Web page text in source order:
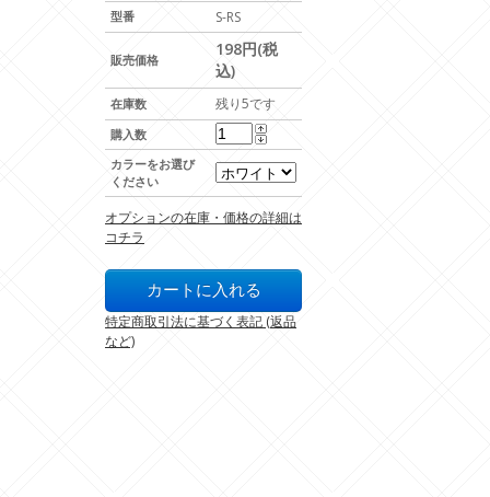
型番 S-RS
販売価格
198円(税
込)
在庫数 残り5です
購入数
カラーをお選び
ください
オプションの在庫・価格の詳細は
コチラ
特定商取引法に基づく表記 (返品
など)